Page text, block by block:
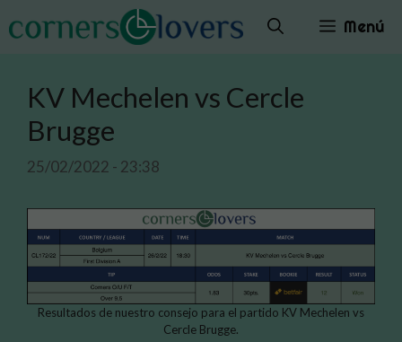
al
Menú
KV Mechelen vs Cercle
Brugge
25/02/2022 - 23:38
Resultados de nuestro consejo para el partido KV Mechelen vs
Cercle Brugge.